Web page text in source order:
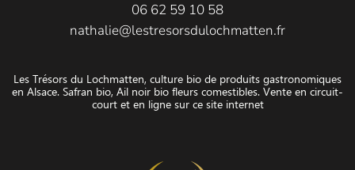
06 62 59 10 58
nathalie@lestresorsdulochmatten.fr
Les Trésors du Lochmatten, culture bio de produits gastronomiques
en Alsace. Safran bio, Ail noir bio fleurs comestibles. Vente en circuit-
court et en ligne sur ce site internet